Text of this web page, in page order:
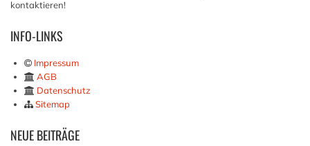
kontaktieren!
INFO-LINKS
Impressum
AGB
Datenschutz
Sitemap
NEUEBEITRÄGE